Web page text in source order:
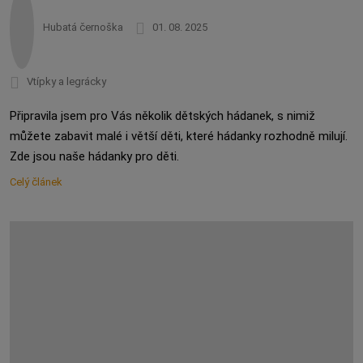
Hubatá černoška 01. 08. 2025
Vtípky a legrácky
Připravila jsem pro Vás několik dětských hádanek, s nimiž
můžete zabavit malé i větší děti, které hádanky rozhodně milují.
Zde jsou naše hádanky pro děti.
Celý článek